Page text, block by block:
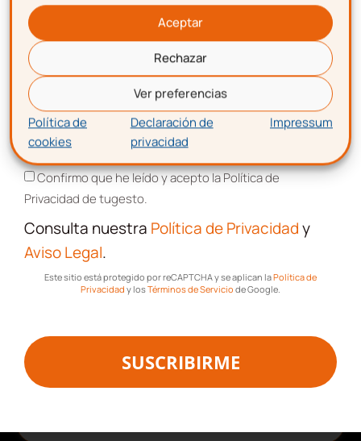
Aceptar
Rechazar
Ver preferencias
Política de
cookies
Declaración de
privacidad
Impressum
Correo electrónico
Aceptación de términos y
condiciones
Confirmo que he leído y acepto la Política de
Privacidad de tugesto.
Consulta nuestraPolítica de Privacidad
yAviso Legal
Este sitio está protegido por reCAPTCHA y se aplican laPolítica de
y los de Google.
SUSCRIBIRME
Correo electrónico
Aceptación de términos y condiciones
Confirmo que he leído y acepto la Política de
Privacidad de tugesto.
Consulta nuestra Política de Privacidady
Aviso Legal.
Este sitio está protegido por reCAPTCHA y se aplican laPolítica de
Privacidad y losTérminos de Servicio de Google.
SUSCRIBIRME